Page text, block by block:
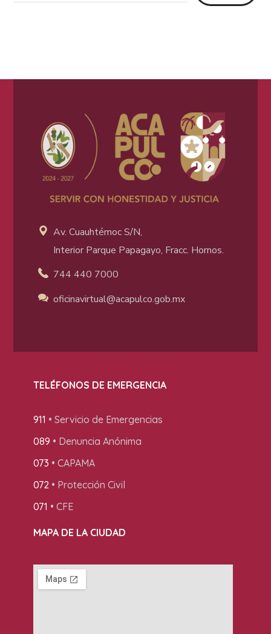
Av. Cuauhtémoc S/N,
Interior Parque Papagayo, Fracc. Hornos.
744 440 7000
oficinavirtual@acapulco.gob.mx
TELÉFONOS DE EMERGENCIA
911 • Servicio de Emergencias
089 • Denuncia Anónima
073 • CAPAMA
072• Protección Civil
071 • CFE
MAPA DE LA CIUDAD